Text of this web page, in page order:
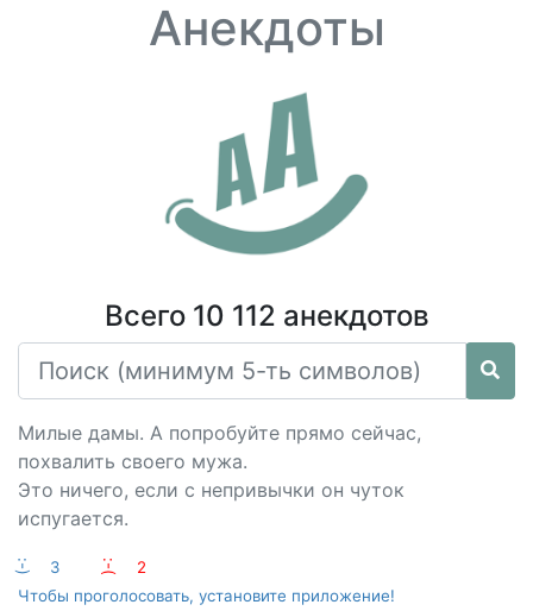
Анекдоты
Всего 10 112 анекдотов
Милые дамы. А попробуйте прямо сейчас,
похвалить своего мужа.
Это ничего, если с непривычки он чуток
испугается.
:-) 3 :-(
2
Чтобы проголосовать, установите приложение!